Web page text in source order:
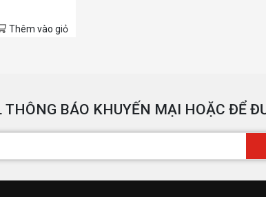
Thêm vào giỏ
BÁO KHUYẾN MẠI HOẶC ĐỂ